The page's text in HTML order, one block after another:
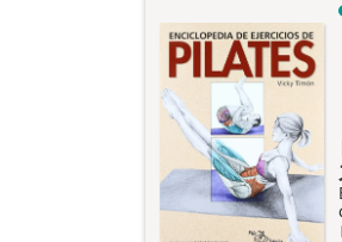
ピラティス・メソッ
きで、姿勢の矯正、代
なく筋肉の弾力性や
に考えられたエクサ
で鍛える筋肉群は、
るのと同じ筋肉である